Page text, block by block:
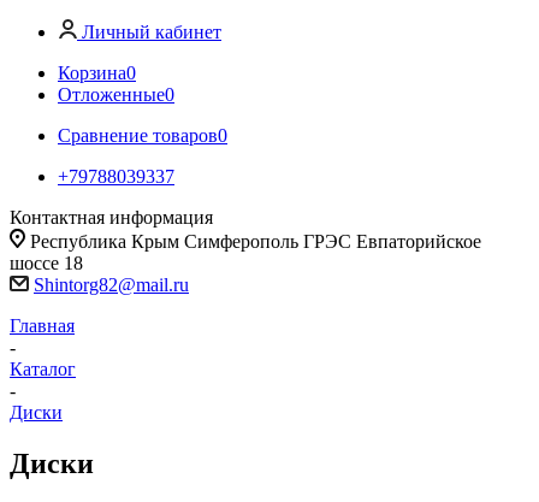
Личный кабинет
Корзина0
Отложенные0
Сравнение товаров0
+79788039337
Контактная информация
Республика Крым Симферополь ГРЭС Евпаторийское
шоссе 18
Shintorg82@mail.ru
Главная
-
Каталог
-
Диски
Диски